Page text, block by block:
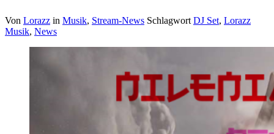
Von Lorazz in Musik, Stream-News Schlagwort DJ Set, Lorazz
Musik, News